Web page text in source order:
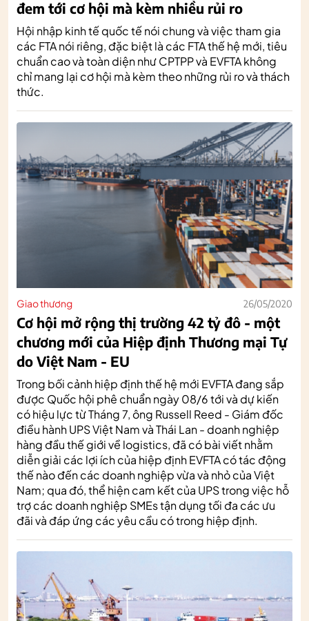
đem tới cơ hội mà kèm nhiều rủi ro
Hội nhập kinh tế quốc tế nói chung và việc tham gia
các FTA nói riêng, đặc biệt là các FTA thế hệ mới, tiêu
chuẩn cao và toàn diện như CPTPP và EVFTA không
chỉ mang lại cơ hội mà kèm theo những rủi ro và thách
thức.
Giao thương 26/05/2020
Cơ hội mở rộng thị trường 42 tỷ đô - một
chương mới của Hiệp định Thương mại Tự
do Việt Nam - EU
Trong bối cảnh hiệp định thế hệ mới EVFTA đang sắp
được Quốc hội phê chuẩn ngày 08/6 tới và dự kiến
có hiệu lực từ Tháng 7, ông Russell Reed - Giám đốc
điều hành UPS Việt Nam và Thái Lan - doanh nghiệp
hàng đầu thế giới về logistics, đã có bài viết nhằm
diễn giải các lợi ích của hiệp định EVFTA có tác động
thế nào đến các doanh nghiệp vừa và nhỏ của Việt
Nam; qua đó, thể hiện cam kết của UPS trong việc hỗ
trợ các doanh nghiệp SMEs tận dụng tối đa các ưu
đãi và đáp ứng các yêu cầu có trong hiệp định.